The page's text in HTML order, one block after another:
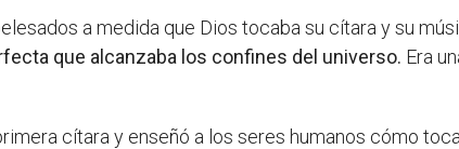
a medida que Dios tocaba su cítara y su
que alcanzaba los confines del universo. Era
cítara y enseñó a los seres humanos cómo